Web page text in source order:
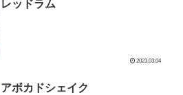
レッドラム
2023.03.04
アボカドシェイク